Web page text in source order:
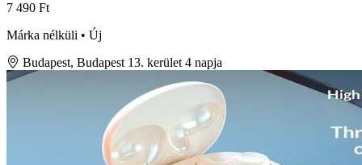
7 490 Ft
Márka nélküli • Új
Budapest, Budapest 13. kerület 4 napja